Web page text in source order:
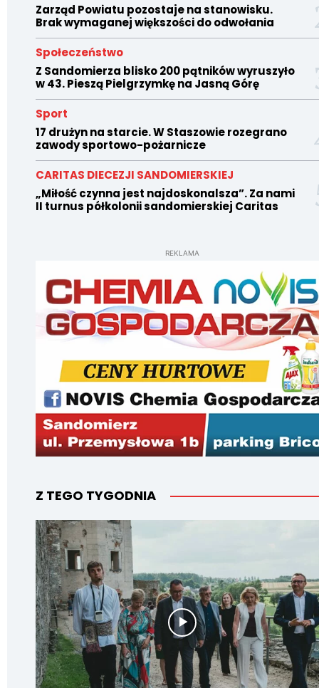
Zarząd Powiatu pozostaje na stanowisku.
Brak wymaganej większości do odwołania
Społeczeństwo
Z Sandomierza blisko 200 pątników wyruszyło
w 43. Pieszą Pielgrzymkę na Jasną Górę
Sport
17 drużyn na starcie. W Staszowie rozegrano
zawody sportowo-pożarnicze
CARITAS DIECEZJI SANDOMIERSKIEJ
„Miłość czynna jest najdoskonalsza”. Za nami
II turnus półkolonii sandomierskiej Caritas
REKLAMA
Z TEGO TYGODNIA